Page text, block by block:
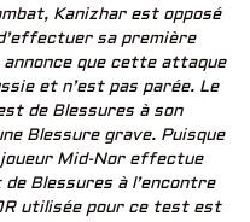
Kanizhar est opposé
sa première
que cette attaque
et n’est pas parée. Le
de Blessures à son
Blessure grave. Puisque
Mid-Nor effectue
Blessures à l’encontre
utilisée pour ce test est